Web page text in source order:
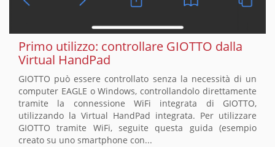
Primo utilizzo: controllare GIOTTO dalla
Virtual HandPad
GIOTTO può essere controllato senza la necessità di un
computer EAGLE o Windows, controllandolo direttamente
tramite la connessione WiFi integrata di GIOTTO,
utilizzando la Virtual HandPad integrata. Per utilizzare
GIOTTO tramite WiFi, seguite questa guida (esempio
creato su uno smartphone con...